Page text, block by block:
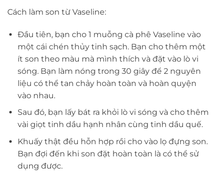
Cách làm son từ Vaseline:
Đầu tiên, bạn cho 1 muỗng cà phê Vaseline vào
một cái chén thủy tinh sạch. Bạn cho thêm một
ít son theo màu mà mình thích và đặt vào lò vi
sóng. Bạn làm nóng trong 30 giây để 2 nguyên
liệu có thể tan chảy hoàn toàn và hoàn quyện
vào nhau.
Sau đó, bạn lấy bát ra khỏi lò vi sóng và cho thêm
vài giọt tinh dầu hạnh nhân cùng tinh dầu quế.
Khuấy thật đều hỗn hợp rồi cho vào lọ đựng son.
Bạn đợi đến khi son đặt hoàn toàn là có thể sử
dụng được.